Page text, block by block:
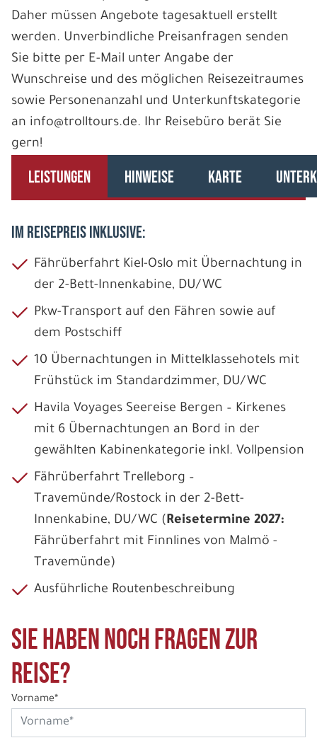
Daher müssen Angebote tagesaktuell erstellt
werden. Unverbindliche Preisanfragen senden
Sie bitte per E-Mail unter Angabe der
Wunschreise und des möglichen Reisezeitraumes
sowie Personenanzahl und Unterkunftskategorie
an info@trolltours.de. Ihr Reisebüro berät Sie
gern!
LEISTUNGEN HINWEISE KARTE
IM REISEPREIS INKLUSIVE:
Fährüberfahrt Kiel-Oslo mit Übernachtung in
der 2-Bett-Innenkabine, DU/WC
Pkw-Transport auf den Fähren sowie auf
dem Postschiff
10 Übernachtungen in Mittelklassehotels mit
Frühstück im Standardzimmer, DU/WC
Havila Voyages Seereise Bergen – Kirkenes
mit 6 Übernachtungen an Bord in der
gewählten Kabinenkategorie inkl. Vollpension
Fährüberfahrt Trelleborg –
Travemünde/Rostock in der 2-Bett-
Innenkabine, DU/WC (Reisetermine 2027:
Fährüberfahrt mit Finnlines von Malmö -
Travemünde)
Ausführliche Routenbeschreibung
Sie haben noch Fragen zur
Reise?
Vorname*